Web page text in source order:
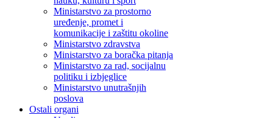
Ministarstvo za prostorno
uređenje, promet i
komunikacije i zaštitu okoline
Ministarstvo zdravstva
Ministarstvo za boračka pitanja
Ministarstvo za rad, socijalnu
politiku i izbjeglice
Ministarstvo unutrašnjih
poslova
Ostali organi